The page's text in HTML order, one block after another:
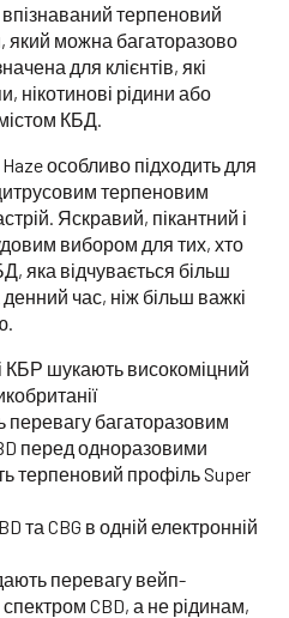
терпеновий
який можна багаторазово
для клієнтів, які
нікотинові рідини або
КБД.
особливо підходить для
терпеновим
Яскравий, пікантний і
вибором для тих, хто
яка відчувається більш
час, ніж більш важкі
КБР шукають високоміцний
перевагу багаторазовим
перед одноразовими
терпеновий профіль Super
та CBG в одній електронній
перевагу вейп-
CBD, а не рідинам,